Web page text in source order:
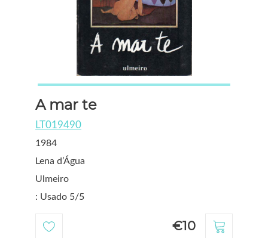
A mar te
LT019490
1984
Lena d’Água
Ulmeiro
: Usado 5/5
€10